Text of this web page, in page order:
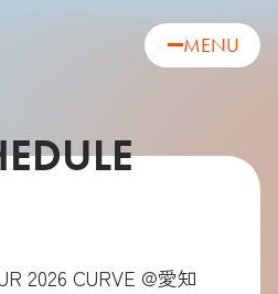
MENU
2026 CURVE @愛知